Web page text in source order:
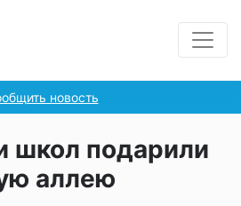
новость
школ подарили
аллею